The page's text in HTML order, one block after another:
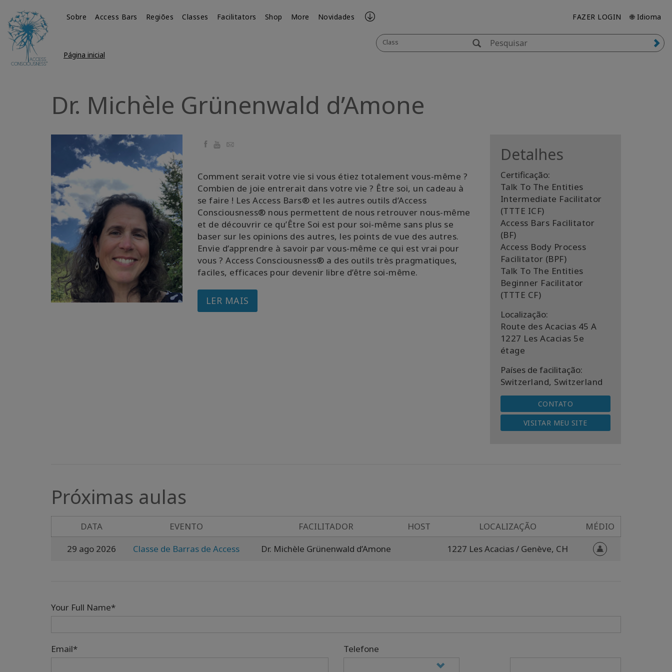
Sobre Access Bars Regiões Classes Facilitators Shop More Novidades FAZER LOGIN 🌐 Idioma
Class
Página inicial
Dr. Michèle Grünenwald d’Amone
Facebook
YouTube
Email
Comment serait votre vie si vous étiez totalement vous-même ?
Combien de joie entrerait dans votre vie ? Être soi, un cadeau à
se faire ! Les Access Bars® et les autres outils d’Access
Consciousness® nous permettent de nous retrouver nous-même
et de découvrir ce qu’Être Soi est pour soi-même sans plus se
baser sur les opinions des autres, les points de vue des autres.
Envie d’apprendre à savoir par vous-même ce qui est vrai pour
vous ? Access Consciousness® a des outils très pragmatiques,
faciles, efficaces pour devenir libre d’être soi-même.
LER MAIS
Detalhes
Certificação:
Talk To The Entities
Intermediate Facilitator
(TTTE ICF)
Access Bars Facilitator
(BF)
Access Body Process
Facilitator (BPF)
Talk To The Entities
Beginner Facilitator
(TTTE CF)
Localização:
Route des Acacias 45 A
1227 Les Acacias 5e
étage
Países de facilitação:
Switzerland, Switzerland
CONTATO
VISITAR MEU SITE
Próximas aulas
DATA EVENTO FACILITADOR HOST LOCALIZAÇÃO
MÉDIO
29 ago 2026
Classe de Barras de Access Dr. Michèle Grünenwald d’Amone 1227 Les Acacias / Genève, CH
Your Full Name*
Email* Telefone